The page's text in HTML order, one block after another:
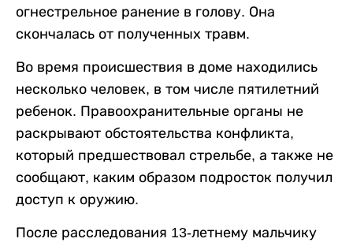
огнестрельное ранение в голову. Она
скончалась от полученных травм.
Во время происшествия в доме находились
несколько человек, в том числе пятилетний
ребенок. Правоохранительные органы не
раскрывают обстоятельства конфликта,
который предшествовал стрельбе, а также не
сообщают, каким образом подросток получил
доступ к оружию.
После расследования 13-летнему мальчику